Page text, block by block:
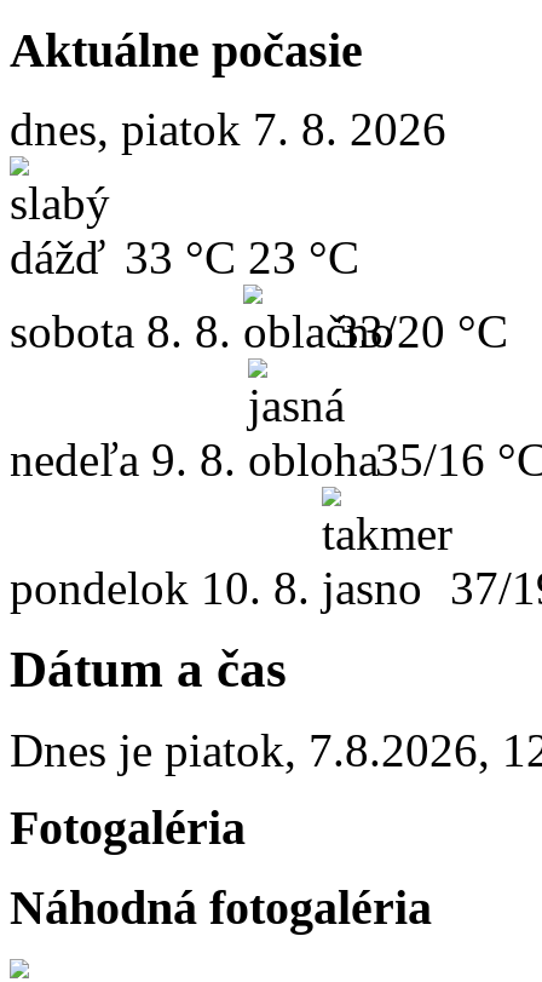
Aktuálne počasie
dnes, piatok 7. 8. 2026
33 °C 23 °C
sobota 8. 8. 33/20 °C
nedeľa 9. 8. 35/16
pondelok 10. 8. 37/
Dátum a čas
Dnes je piatok, 7.8.2026,
Fotogaléria
Náhodná fotogaléria